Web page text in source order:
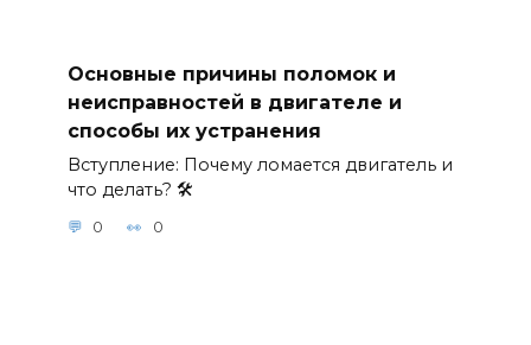
Основные причины поломок и
неисправностей в двигателе и
способы их устранения
Вступление: Почему ломается двигатель и
что делать? 🛠
0 0